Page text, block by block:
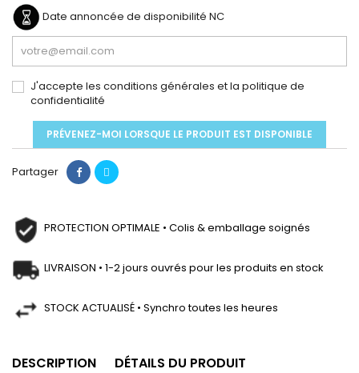
Date annoncée de disponibilité NC
J'accepte les conditions générales et la politique de
confidentialité
PRÉVENEZ-MOI LORSQUE LE PRODUIT EST DISPONIBLE
Partager
PROTECTION OPTIMALE • Colis & emballage soignés
LIVRAISON • 1-2 jours ouvrés pour les produits en stock
STOCK ACTUALISÉ • Synchro toutes les heures
DESCRIPTION DÉTAILS DU PRODUIT